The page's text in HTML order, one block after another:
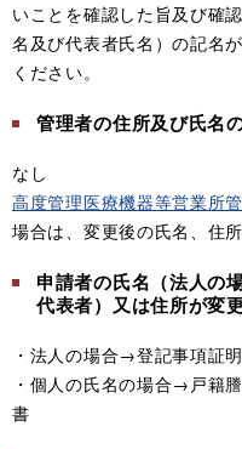
いことを確認した旨及び確
名及び代表者氏名）の記名
ください。
管理者の住所及び氏名
なし
高度管理医療機器等営業所
場合は、変更後の氏名、住
申請者の氏名（法人の
代表者）又は住所が変
・法人の場合→登記事項証
・個人の氏名の場合→戸籍
書